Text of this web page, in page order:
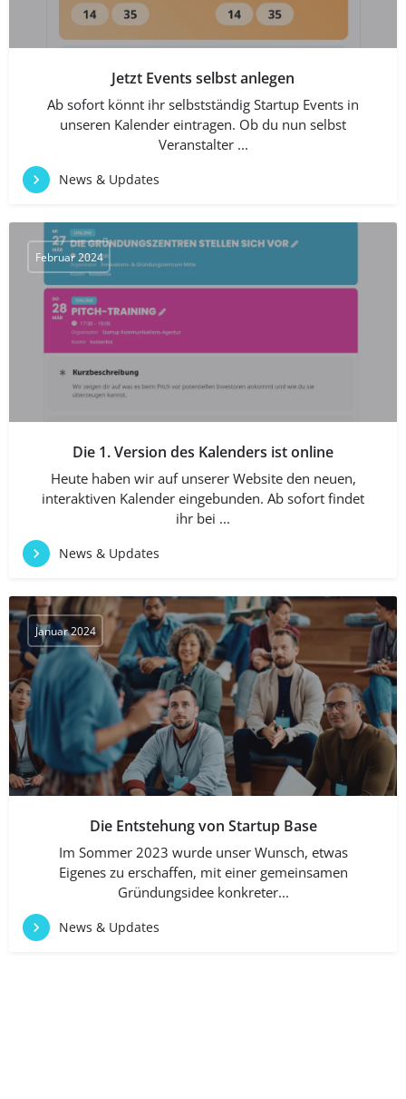
Jetzt Events selbst anlegen
Ab sofort könnt ihr selbstständig Startup Events in
unseren Kalender eintragen. Ob du nun selbst
Veranstalter ...
News & Updates
Februar 2024
Die 1. Version des Kalenders ist online
Heute haben wir auf unserer Website den neuen,
interaktiven Kalender eingebunden. Ab sofort findet
ihr bei ...
News & Updates
Januar 2024
Die Entstehung von Startup Base
Im Sommer 2023 wurde unser Wunsch, etwas
Eigenes zu erschaffen, mit einer gemeinsamen
Gründungsidee konkreter...
News & Updates